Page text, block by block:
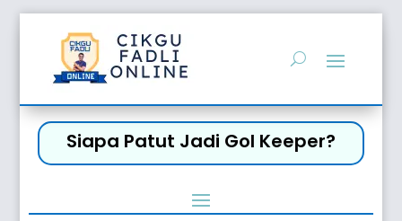
Siapa Patut Jadi Gol Keeper?